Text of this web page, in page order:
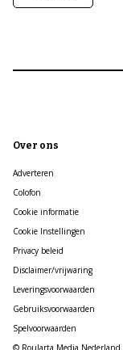
Over ons
Adverteren
Colofon
Cookie informatie
Cookie Instellingen
Privacy beleid
Disclaimer/vrijwaring
Leveringsvoorwaarden
Gebruiksvoorwaarden
Spelvoorwaarden
© Roularta Media Nederland